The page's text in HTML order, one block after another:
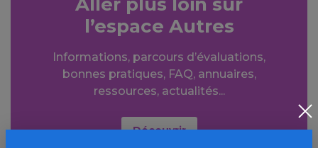
l’espace Autres
Informations, parcours d’évaluations,
bonnes pratiques, FAQ, annuaires,
ressources, actualités...
Découvrir